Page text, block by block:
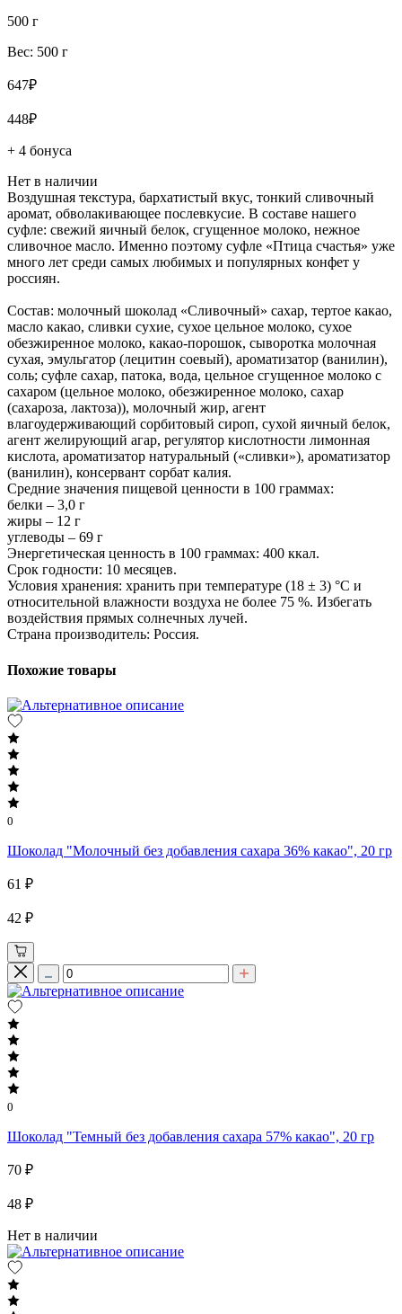
500 г
Вес: 500 г
647₽
448₽
+ 4 бонуса
Нет в наличии
Воздушная текстура, бархатистый вкус, тонкий сливочный
аромат, обволакивающее послевкусие. В составе нашего
суфле: свежий яичный белок, сгущенное молоко, нежное
сливочное масло. Именно поэтому суфле «Птица счастья» уже
много лет среди самых любимых и популярных конфет у
россиян.
Состав: молочный шоколад «Сливочный» сахар, тертое какао,
масло какао, сливки сухие, сухое цельное молоко, сухое
обезжиренное молоко, какао-порошок, сыворотка молочная
сухая, эмульгатор (лецитин соевый), ароматизатор (ванилин),
соль; суфле сахар, патока, вода, цельное сгущенное молоко с
сахаром (цельное молоко, обезжиренное молоко, сахар
(сахароза, лактоза)), молочный жир, агент
влагоудерживающий сорбитовый сироп, сухой яичный белок,
агент желирующий агар, регулятор кислотности лимонная
кислота, ароматизатор натуральный («сливки»), ароматизатор
(ванилин), консервант сорбат калия.
Средние значения пищевой ценности в 100 граммах:
белки – 3,0 г
жиры – 12 г
углеводы – 69 г
Энергетическая ценность в 100 граммах: 400 ккал.
Срок годности: 10 месяцев.
Условия хранения: хранить при температуре (18 ± 3) °C и
относительной влажности воздуха не более 75 %. Избегать
воздействия прямых солнечных лучей.
Страна производитель: Россия.
Похожие товары
0
Шоколад "Молочный без добавления сахара 36% какао", 20 гр
61 ₽
42 ₽
0
Шоколад "Темный без добавления сахара 57% какао", 20 гр
70 ₽
48 ₽
Нет в наличии